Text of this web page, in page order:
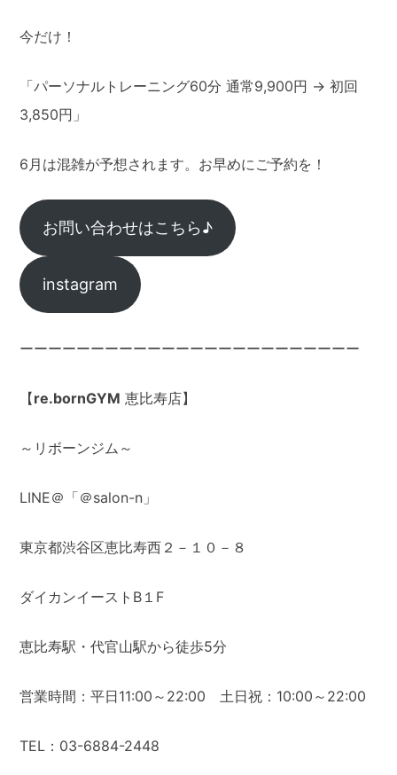
今だけ！
「パーソナルトレーニング60分 通常9,900円 → 初回
3,850円」
6月は混雑が予想されます。お早めにご予約を！
お問い合わせはこちら♪
instagram
ーーーーーーーーーーーーーーーーーーーーーーーー
【re.bornGYM 恵比寿店】
～リボーンジム～
LINE＠「＠salon-n」
東京都渋谷区恵比寿西２－１０－８
ダイカンイーストB１F
恵比寿駅・代官山駅から徒歩5分
営業時間：平日11:00～22:00 土日祝：10:00～22:00
TEL：03-6884-2448